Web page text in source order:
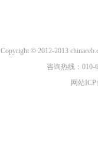
Copyright © 2012-2013
咨询热线：
网站